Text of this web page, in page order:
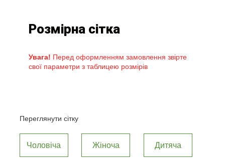
Розмірна сітка
Увага! Перед оформленням замовлення звірте
свої параметри з таблицею розмірів
Переглянути сітку
Чоловіча Жіноча Дитяча